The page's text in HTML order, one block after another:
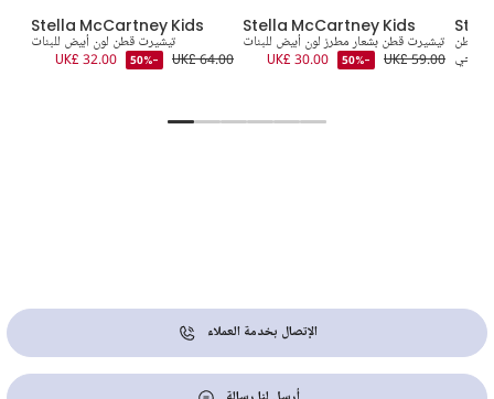
Stella McCartney Kids
تيشيرت قطن لون أبيض للبنات
UK£ 64.00
-50%
UK£ 32.00
Stella McCartney Kids
تيشيرت قطن بشعار مطرز لون أبيض للبنات
UK£ 59.00
-50%
UK£ 30.00
قطن
عاجي
الإتصال بخدمة العملاء